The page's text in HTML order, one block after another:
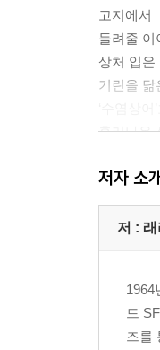
고지에서
들려줄 이
상처 입은
기린을 닮
흘러나온
합의
페널티머
링월드의
양육자
저자 소
저 :
1964
드
즈를